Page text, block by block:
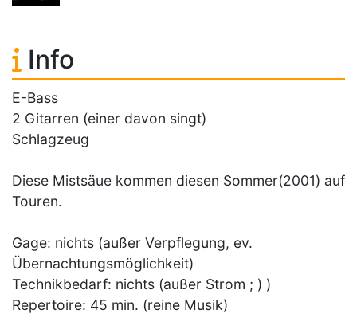
Info
E-Bass
2 Gitarren (einer davon singt)
Schlagzeug
Diese Mistsäue kommen diesen Sommer(2001) auf
Touren.
Gage: nichts (außer Verpflegung, ev.
Übernachtungsmöglichkeit)
Technikbedarf: nichts (außer Strom ; ) )
Repertoire: 45 min. (reine Musik)